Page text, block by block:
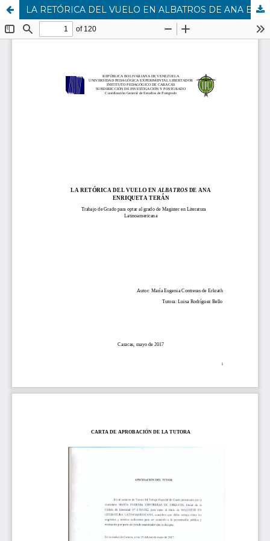
LA RETÓRICA DEL VUELO EN ALBATROS DE ANA ENRIQUETA TERÁN